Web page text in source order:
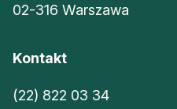
02-316 Warszawa
Kontakt
(22) 822 03 34